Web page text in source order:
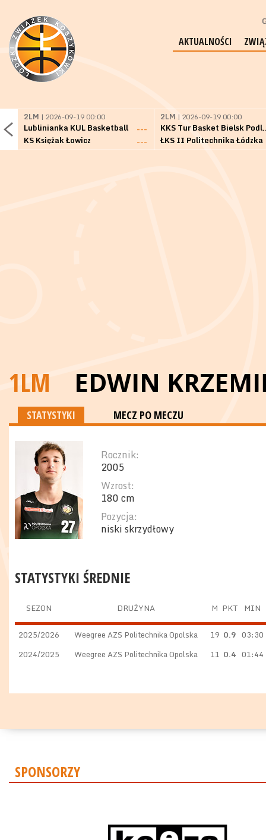
AKTUALNOŚCI
2LM | 2026-09-19 00:00
Lublinianka KUL Basketball
---
KS Księżak Łowicz
---
2LM | 2026-09-19 00:00
KKS Tur
ŁKS II Politechnika Łódzka
1LM EDWIN
STATYSTYKI MECZ PO MECZU
Rocznik:
2005
Wzrost:
180 cm
Pozycja:
niski skrzydłowy
STATYSTYKI ŚREDNIE
SEZON DRUŻYNA M PKT MIN
2025/2026 Weegree AZS Politechnika Opolska 19 0.9 03:30
2024/2025
Weegree AZS Politechnika Opolska 11 0.4 01:44
SPONSORZY